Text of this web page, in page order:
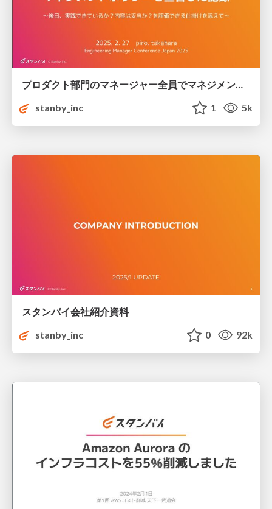
プロダクト部門のマネージャー全員でマネジメントポリシーを宣言した記録_-_EMConf_JP_2025.2.27.pdf
stanby_inc
1 5k
スタンバイ会社紹介資料
stanby_inc
0 92k